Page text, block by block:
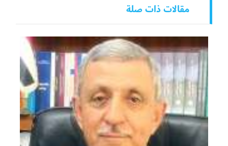
مقالات ذات صلة